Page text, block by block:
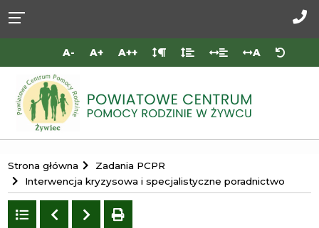
dostępności
głównej
treści
menu
stopki
nas
A- A+ A++ A
Portal
Powiatowego
Centrum
Pomocy
Strona główna
Zadania PCPR
Interwencja kryzysowa i specjalistyczne poradnictwo
PowrótPoprzedni
Następny
drukuj